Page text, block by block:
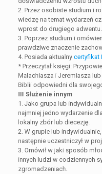
2. Przez osobiste studium i
wiedzę na temat wydarzeń
wprost do drugiego adwentu.
3. Poprzez studium i
prawdziwe znaczenie
4. Posiada aktualny certyfikat
* Przeczytał księgi:
Malachiasza i Jeremiasza
Biblii odpowiedni dla
III Służenie innym
1. Jako grupa lub
najmniej jedno wydarzenie
lokalny zbór lub diecezję.
2. W grupie lub
następnie uczestniczył w
3. Omówił w jaki sposób
innych ludzi w codziennych
zgromadzeniach.